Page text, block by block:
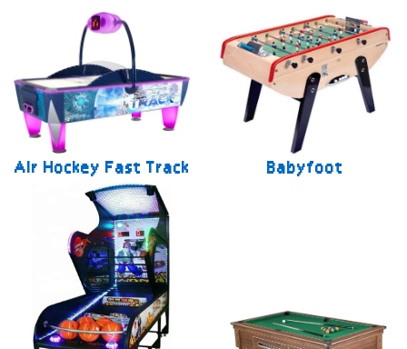
Air Hockey Fast Track Babyfoot